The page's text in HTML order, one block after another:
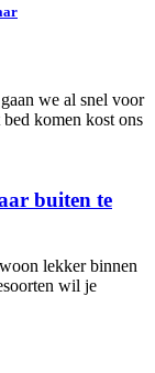
we al snel voor
komen kost ons
buiten te
lekker binnen
wil je